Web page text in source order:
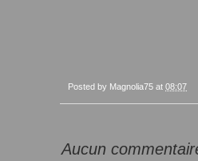
Posted by Magnolia75 at 08:07
Aucun